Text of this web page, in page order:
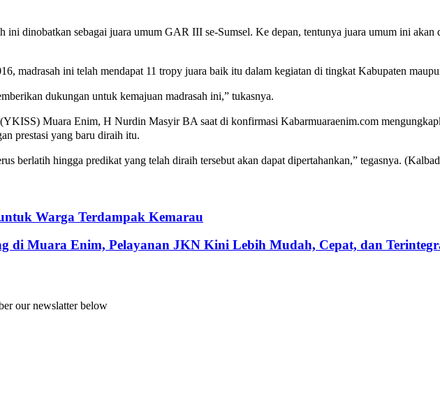
ini dinobatkan sebagai juara umum GAR III se-Sumsel. Ke depan, tentunya juara umum ini
madrasah ini telah mendapat 11 tropy juara baik itu dalam kegiatan di tingkat Kabupaten
dukungan untuk kemajuan madrasah ini,” tukasnya.
Muara Enim, H Nurdin Masyir BA saat di konfirmasi Kabarmuaraenim.com
prestasi yang baru diraih itu.
berlatih hingga predikat yang telah diraih tersebut akan dapat dipertahankan,” tegasnya.
Warga Terdampak Kemarau
di Muara Enim, Pelayanan JKN Kini Lebih Mudah, Cepat, dan
our newslatter below